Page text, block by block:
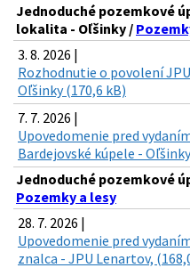
Jednoduché pozemkové
lokalita - Oľšinky /
3. 8. 2026 |
Rozhodnutie o povolení
Oľšinky (170,6 kB)
7. 7. 2026 |
Upovedomenie pred
Bardejovské kúpele -
Jednoduché pozemkové
Pozemky a lesy
28. 7. 2026 |
Upovedomenie pred
znalca - JPU Lenartov,